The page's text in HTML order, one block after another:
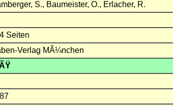
S., Baumeister, O., Erlacher, R.
Seiten
Verlag MÃ¼nchen